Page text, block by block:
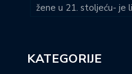
žene u 21. stoljeću- je
KATEGORIJE